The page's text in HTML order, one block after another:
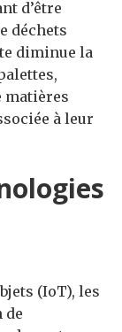
d’être
déchets
diminue la
matières
à leur
(IoT), les
de